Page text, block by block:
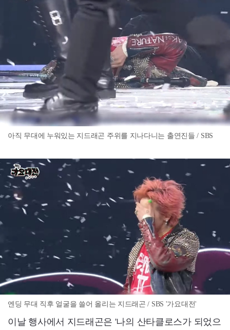
아직 무대에 누워있는 지드래곤 주위를 지나다니는 출연진들 / SBS
엔딩 무대 직후 얼굴을 쓸어 올리는 지드래곤 / SBS '가요대전'
이날 행사에서 지드래곤은 '나의 산타클로스가 되었으